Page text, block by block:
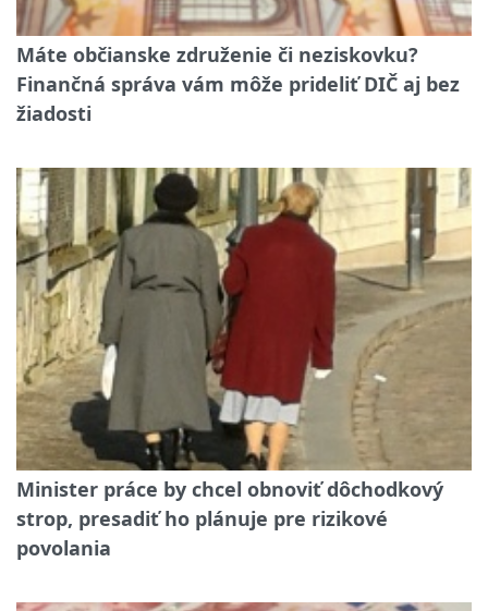
Máte občianske združenie či neziskovku?
Finančná správa vám môže prideliť DIČ aj bez
žiadosti
Minister práce by chcel obnoviť dôchodkový
strop, presadiť ho plánuje pre rizikové
povolania